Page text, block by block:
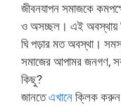
জীবনযাপন সমাজকে
ও অসচ্ছল। এই অবস্থায়
ঘি পড়ার মত অবস্থা।
সমাজের আপামর জনগণ,
কিছু?
জানতেএখানে ক্লিক